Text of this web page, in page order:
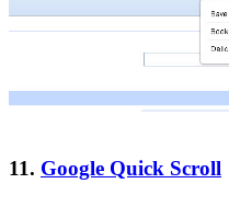
11. Google Quick Scroll